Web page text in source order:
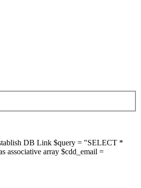
DB Link $query = "SELECT *
associative array $cdd_email =